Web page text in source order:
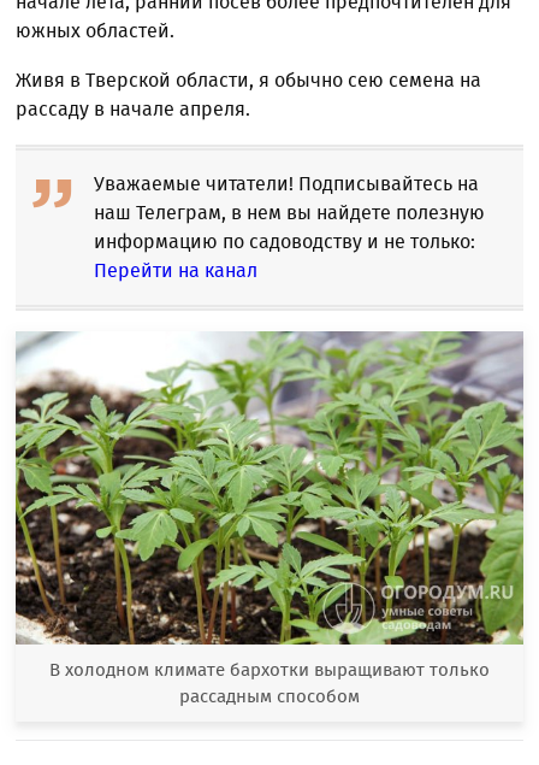
южных областей.
Живя в Тверской области, я обычно сею семена на
рассаду в начале апреля.
Уважаемые читатели! Подписывайтесь на
наш Телеграм, в нем вы найдете полезную
информацию по садоводству и не только:
Перейти на канал
В холодном климате бархотки выращивают только
рассадным способом